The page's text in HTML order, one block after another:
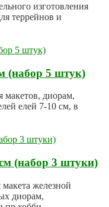
изготовления
террейнов и
(набор 5 штук)
макетов, диорам,
елей 7-10 см, в
(набор 3 штуки)
железной
диорам,